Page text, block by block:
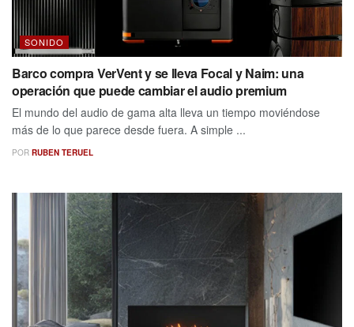
SONIDO
Barco compra VerVent y se lleva Focal y Naim: una
operación que puede cambiar el audio premium
El mundo del audio de gama alta lleva un tiempo moviéndose
más de lo que parece desde fuera. A simple ...
POR RUBEN TERUEL